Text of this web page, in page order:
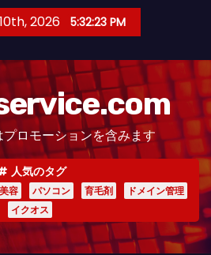
2026 5:32:24 PM
プロモーションを含みます
人気のタグ
美容 パソコン 育毛剤
ドメイン管理
イクオス